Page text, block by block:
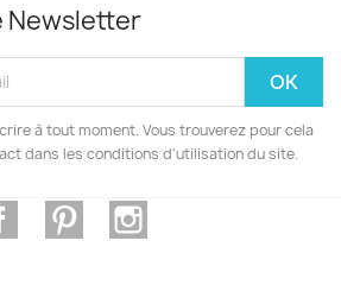
Newsletter
à tout moment. Vous trouverez pour cela
dans les conditions d'utilisation du site.
FacebookPinterest